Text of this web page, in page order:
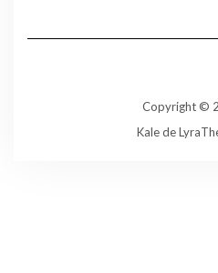
Copyright ©
Kalede